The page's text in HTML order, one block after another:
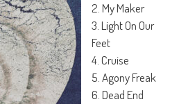
2. My Maker
3. Light On Our
Feet
4. Cruise
5. Agony Freak
6. Dead End